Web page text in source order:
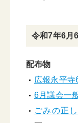
令和7年6月
配布物
広報永平寺
6月議会一
ごみの正